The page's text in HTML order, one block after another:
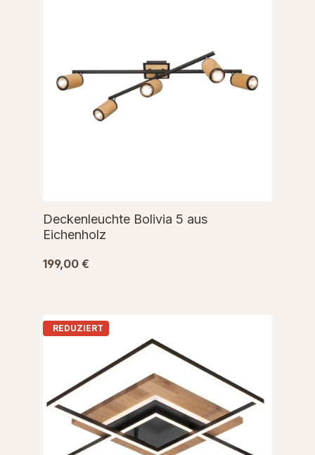
Deckenleuchte Bolivia 5 aus
Eichenholz
199,00 €
REDUZIERT